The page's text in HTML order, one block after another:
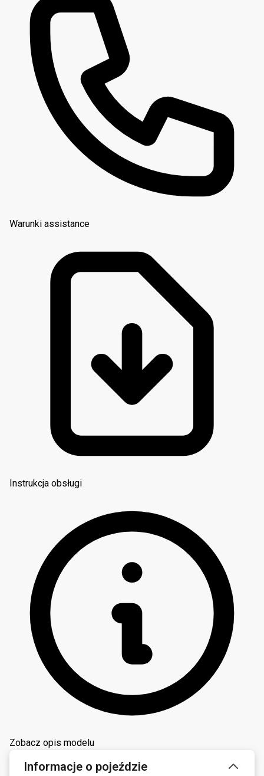
Warunki assistance
Instrukcja obsługi
Zobacz opis modelu
Informacje o pojeździe